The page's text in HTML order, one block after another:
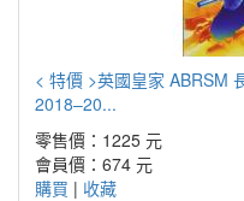
< 特價 >英國皇家 ABRSM
2018–20...
零售價：1225 元
會員價：674 元
購買 | 收藏